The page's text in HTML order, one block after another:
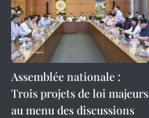
Assemblée nationale :
Trois projets de loi majeurs
au menu des discussions